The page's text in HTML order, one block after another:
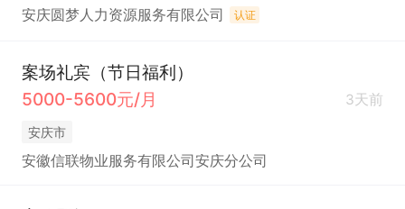
安庆圆梦人力资源服务有限公司 认证
案场礼宾（节日福利）
5000-5600元/月
3天前
安庆市
安徽信联物业服务有限公司安庆分公司